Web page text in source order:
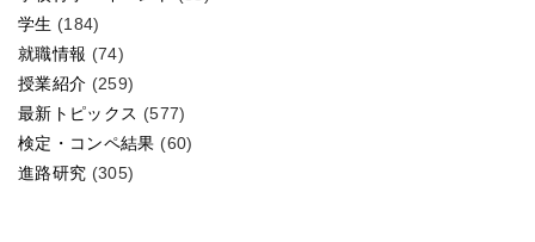
学生 (184)
就職情報 (74)
授業紹介 (259)
最新トピックス (577)
検定・コンペ結果 (60)
進路研究 (305)